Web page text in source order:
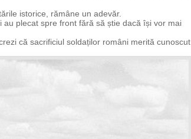
istorice, rămâne un adevăr.
plecat spre front fără să știe dacă își vor mai
că sacrificiul soldaților români merită cunoscut